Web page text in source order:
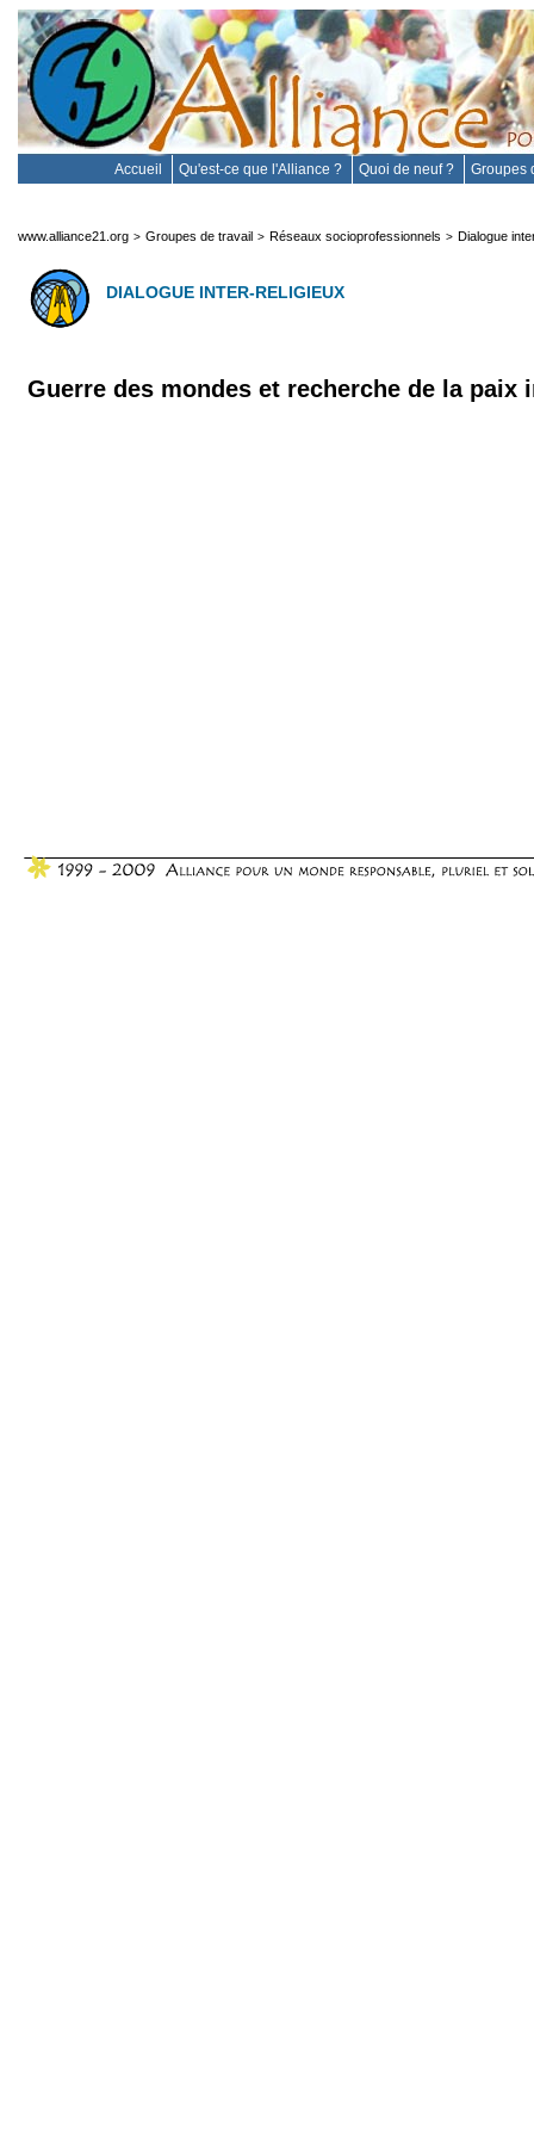
Accueil Qu'est-ce que l'Alliance ? Quoi de neuf ? Groupes
www.alliance21.org > Groupes de travail > Réseaux socioprofessionnels > Dialogue
DIALOGUE INTER-RELIGIEUX
Guerre des mondes et recherche de la paix